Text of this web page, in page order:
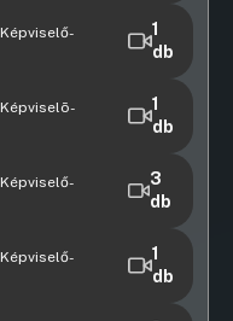
1
db
1
db
intézmény
3
db
1
db